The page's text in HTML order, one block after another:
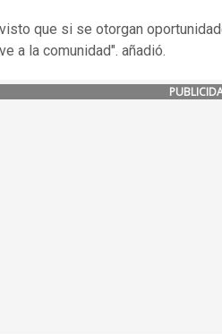
que si se otorgan
a la comunidad". añadió.